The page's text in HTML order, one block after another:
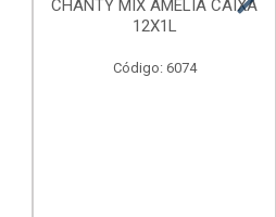
CHANTY MIX AMELIA CAIXA
12X1L
Código: 6074